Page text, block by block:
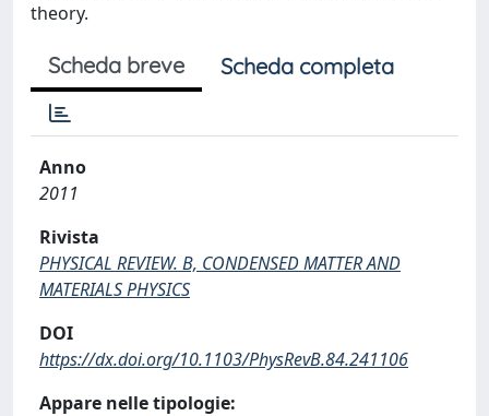
theory.
Scheda breve Scheda completa
Anno
2011
Rivista
PHYSICAL REVIEW. B, CONDENSED MATTER AND
MATERIALS PHYSICS
DOI
https://dx.doi.org/10.1103/PhysRevB.84.241106
Appare nelle tipologie: